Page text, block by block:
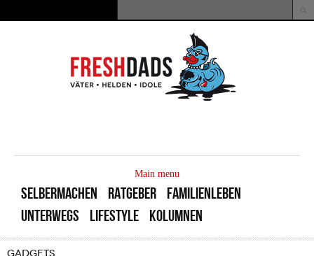
Suchformular
Main menu
SELBERMACHEN RATGEBER
FAMILIENLEBEN
UNTERWEGS
LIFESTYLE KOLUMNEN
GADGETS